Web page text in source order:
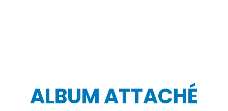
ALBUM ATTACHÉ